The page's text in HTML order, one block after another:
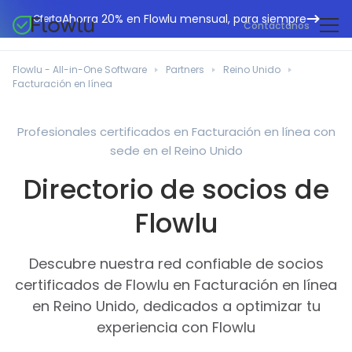
OfertaAhorra 20% en Flowlu mensual, para siempre
Contáctanos
Gestión de proyectos
Facturación en línea
Herramientas de colaboración
Gestión financiera
Proyectos ágiles
Base de conocimientos
Agencias de marketing
Departamentos de TI
Profesionales legales
Instituciones educativas
Empresas manufactureras
Pequeños negocios
Organizadores de eventos
Centro de ayuda
Estudios de caso
Casos prácticos
Herramientas gratuitas
Português
Flowlu - All-in-One Software Partners
Reino Unido
Facturación en línea
Profesionales certificados en Facturación en línea con
sede en el Reino Unido
Directorio de socios de
Flowlu
Descubre nuestra red confiable de socios
certificados de Flowlu en Facturación en línea
en Reino Unido, dedicados a optimizar tu
experiencia con Flowlu